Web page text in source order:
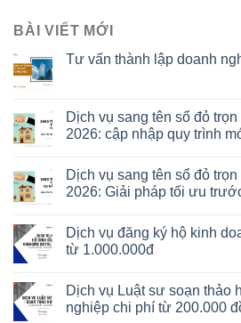
BÀI VIẾT MỚI
Tư vấn thành lập doanh
Dịch vụ sang tên sổ đỏ
2026: cập nhập quy trình
Dịch vụ sang tên sổ đỏ
2026: Giải pháp tối ưu
Dịch vụ đăng ký hộ kinh
từ 1.000.000đ
Dịch vụ Luật sư soạn thảo
nghiệp chi phí từ 200.000